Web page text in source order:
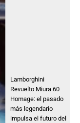
Lamborghini
Revuelto Miura 60
Homage: el pasado
más legendario
impulsa el futuro del